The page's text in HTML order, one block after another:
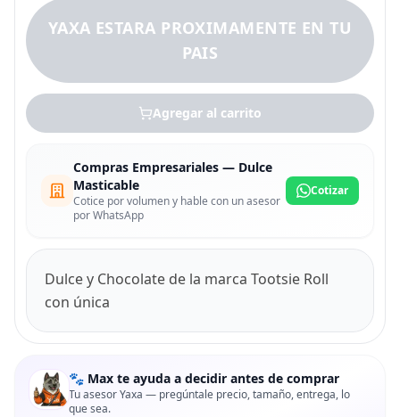
YAXA ESTARA PROXIMAMENTE EN TU
PAIS
Agregar al carrito
Compras Empresariales — Dulce
Masticable
Cotice por volumen y hable con un asesor
por WhatsApp
Cotizar
Dulce y Chocolate de la marca Tootsie Roll
con única
🐾 Max te ayuda a decidir antes de comprar
Tu asesor Yaxa — pregúntale precio, tamaño, entrega, lo
que sea.